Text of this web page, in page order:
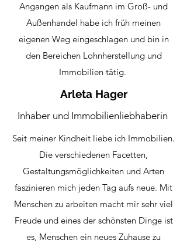
Angangen als Kaufmann im Groß- und
Außenhandel habe ich früh meinen
eigenen Weg eingeschlagen und bin in
den Bereichen Lohnherstellung und
Immobilien tätig.
Arleta Hager
Inhaber und Immobilienliebhaberin
Seit meiner Kindheit liebe ich Immobilien.
Die verschiedenen Facetten,
Gestaltungsmöglichkeiten und Arten
faszinieren mich jeden Tag aufs neue. Mit
Menschen zu arbeiten macht mir sehr viel
Freude und eines der schönsten Dinge ist
es, Menschen ein neues Zuhause zu